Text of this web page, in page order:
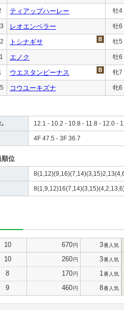
ティアップハーレー 牡4
レオエンペラー 牡6
トシナギサ 牡5
エノク 牡6
ウエスタンビーナス 牝7
コウユーキズナ 牝6
12.1 - 10.2 - 10.8 - 11.8 - 12.0 -
4F 47.5 - 3F 36.7
順位
10 670円 3番人気
10 260円 3番人気
8 170円 1 番人気
9 460円 8番人気